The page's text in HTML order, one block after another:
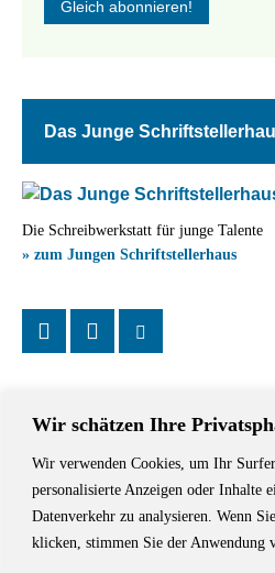
Wir schätzen Ihre
Wir verwenden Cookies, um Ihr
personalisierte Anzeigen oder Inhalte
Datenverkehr zu analysieren. Wenn
klicken, stimmen Sie der Anwendung
Das Junge
Die Schreibwerkstatt für junge Talente
» zum Jungen Schriftstellerhaus
Das Schriftstellerhaus ist ein beliebter
Autoren aus Stuttgart und der Region
Lesungen, Tagungen und